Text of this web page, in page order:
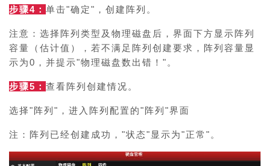
步骤4： 单击"确定"，创建阵列。
注意： 选择阵列类型及物理磁盘后，界面下方显示阵列
容量（估计值），若不满足阵列创建要求，阵列容量显
示为0，并提示"物理磁盘数出错！ "。
步骤5： 查看阵列创建情况。
选择"阵列"，进入阵列配置的"阵列"界面
注： 阵列已经创建成功，"状态"显示为"正常"。